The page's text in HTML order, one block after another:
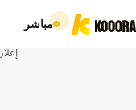
مباشر